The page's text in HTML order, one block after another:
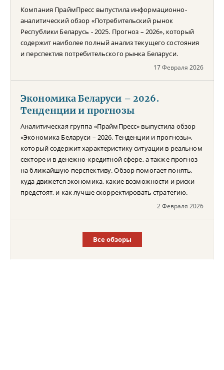
Компания ПраймПресс выпустила информационно-
аналитический обзор «Потребительский рынок
Республики Беларусь - 2025. Прогноз – 2026», который
содержит наиболее полный анализ текущего состояния
и перспектив потребительского рынка Беларуси.
17 Февраля 2026
Экономика Беларуси – 2026.
Тенденции и прогнозы
Аналитическая группа «ПраймПресс» выпустила обзор
«Экономика Беларуси – 2026. Тенденции и прогнозы»,
который содержит характеристику ситуации в реальном
секторе и в денежно-кредитной сфере, а также прогноз
на ближайшую перспективу. Обзор помогает понять,
куда движется экономика, какие возможности и риски
предстоят, и как лучше скорректировать стратегию.
2 Февраля 2026
Все обзоры